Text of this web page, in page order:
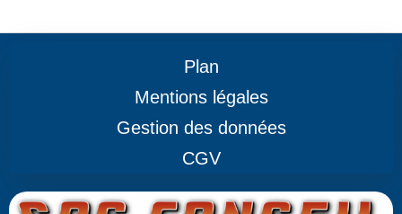
Plan
Mentions légales
Gestion des données
CGV